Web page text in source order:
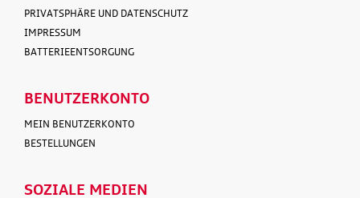
PRIVATSPHÄRE UND DATENSCHUTZ
IMPRESSUM
BATTERIEENTSORGUNG
BENUTZERKONTO
MEIN BENUTZERKONTO
BESTELLUNGEN
SOZIALE MEDIEN